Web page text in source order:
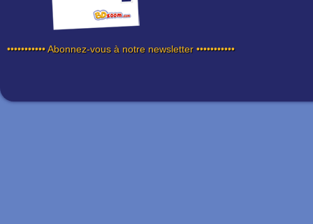
••••••••••• Abonnez-vous à notre newsletter •••••••••••